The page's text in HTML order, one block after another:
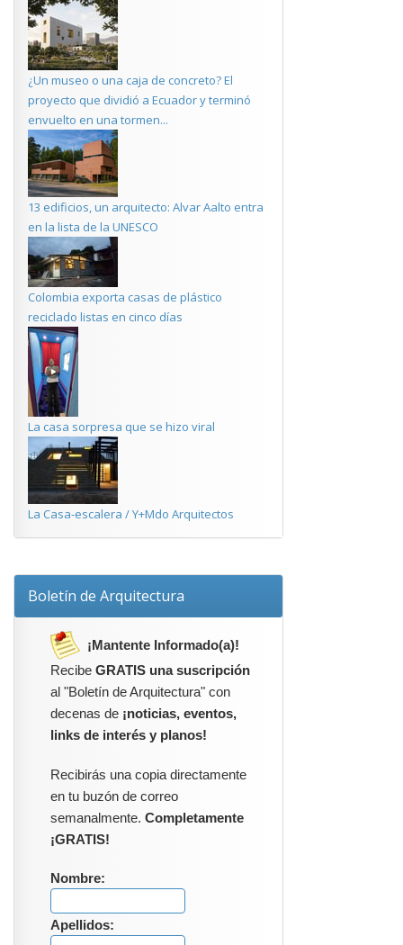
¿Un museo o una caja de concreto? El
proyecto que dividió a Ecuador y terminó
envuelto en una tormen...
13 edificios, un arquitecto: Alvar Aalto entra
en la lista de la UNESCO
Colombia exporta casas de plástico
reciclado listas en cinco días
La casa sorpresa que se hizo viral
La Casa-escalera / Y+Mdo Arquitectos
Boletín de Arquitectura
¡Mantente Informado(a)!
Recibe GRATIS una suscripción
al "Boletín de Arquitectura" con
decenas de ¡noticias, eventos,
links de interés y planos!
Recibirás una copia directamente
en tu buzón de correo
semanalmente. Completamente
¡GRATIS!
Nombre:
Apellidos: